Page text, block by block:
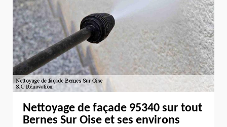
Nettoyage de façade 95340 sur tout
Bernes Sur Oise et ses environs